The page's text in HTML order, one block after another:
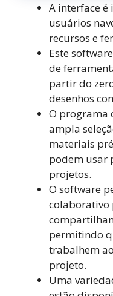
A interface
usuários
recursos e
Este
de
partir do
desenhos
O programa
ampla
materiais
podem usar
projetos.
O software
colaborativo
permitindo
trabalhem
projeto.
Uma